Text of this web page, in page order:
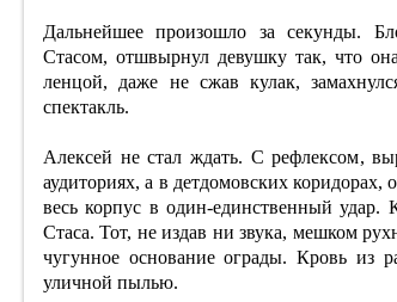
Дальнейшее произошло за секунды.
Стасом, отшвырнул девушку так, что
ленцой, даже не сжав кулак,
спектакль.
Алексей не стал ждать. С рефлексом,
аудиториях, а в детдомовских
весь корпус в один-единственный удар.
Стаса. Тот, не издав ни звука, мешком
чугунное основание ограды. Кровь из
уличной пылью.